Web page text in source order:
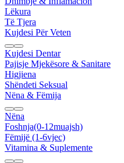
Lëkura
Të Tjera
Kujdesi Për Veten
Kujdesi Dentar
Pajisje Mjekësore & Sanitare
Higjiena
Shëndeti Seksual
Nëna & Fëmija
Nëna
Foshnja(0-12muajsh)
Fëmijë (1-6vjec)
Vitamina & Suplemente